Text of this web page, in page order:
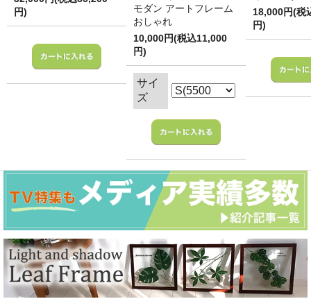
円)
モダン アートフレーム
おしゃれ
10,000円(税込11,000
円)
サイ
ズ
18,000円(税
円)